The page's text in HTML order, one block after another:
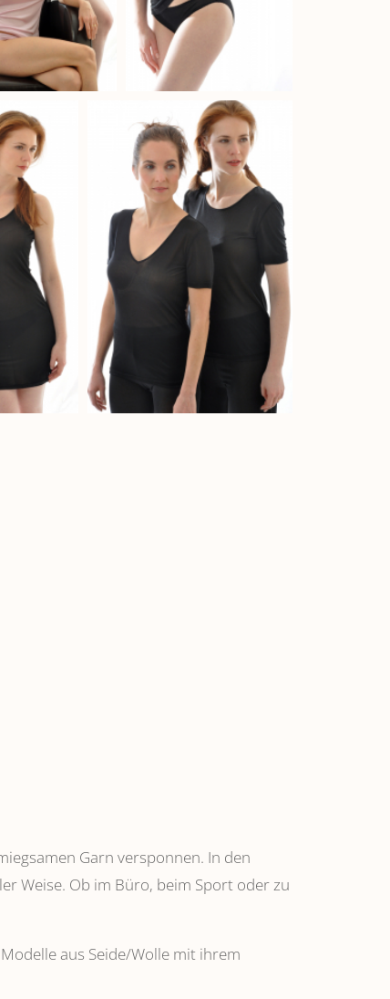
Garn versponnen. In den
Weise. Ob im Büro, beim Sport oder zu
aus Seide/Wolle mit ihrem